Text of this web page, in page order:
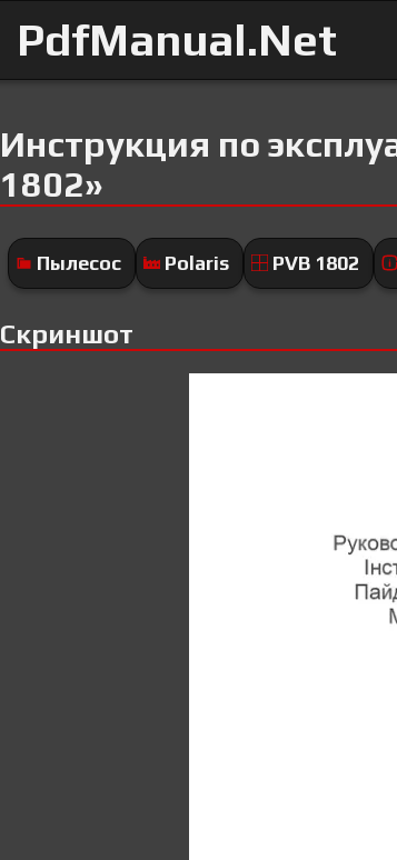
PdfManual.Net
Инструкция по
1802»
Пылесос
Polaris PVB 1802
Скриншот